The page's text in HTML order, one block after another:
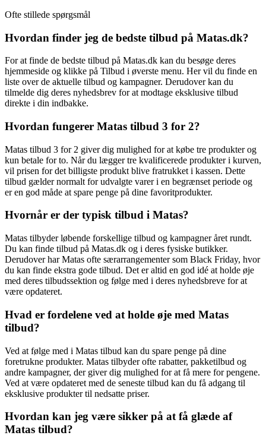
Ofte stillede spørgsmål
Hvordan finder jeg de bedste tilbud på Matas.dk?
For at finde de bedste tilbud på Matas.dk kan du besøge deres
hjemmeside og klikke på Tilbud i øverste menu. Her vil du finde en
liste over de aktuelle tilbud og kampagner. Derudover kan du
tilmelde dig deres nyhedsbrev for at modtage eksklusive tilbud
direkte i din indbakke.
Hvordan fungerer Matas tilbud 3 for 2?
Matas tilbud 3 for 2 giver dig mulighed for at købe tre produkter og
kun betale for to. Når du lægger tre kvalificerede produkter i kurven,
vil prisen for det billigste produkt blive fratrukket i kassen. Dette
tilbud gælder normalt for udvalgte varer i en begrænset periode og
er en god måde at spare penge på dine favoritprodukter.
Hvornår er der typisk tilbud i Matas?
Matas tilbyder løbende forskellige tilbud og kampagner året rundt.
Du kan finde tilbud på Matas.dk og i deres fysiske butikker.
Derudover har Matas ofte særarrangementer som Black Friday, hvor
du kan finde ekstra gode tilbud. Det er altid en god idé at holde øje
med deres tilbudssektion og følge med i deres nyhedsbreve for at
være opdateret.
Hvad er fordelene ved at holde øje med Matas
tilbud?
Ved at følge med i Matas tilbud kan du spare penge på dine
foretrukne produkter. Matas tilbyder ofte rabatter, pakketilbud og
andre kampagner, der giver dig mulighed for at få mere for pengene.
Ved at være opdateret med de seneste tilbud kan du få adgang til
eksklusive produkter til nedsatte priser.
Hvordan kan jeg være sikker på at få glæde af
Matas tilbud?